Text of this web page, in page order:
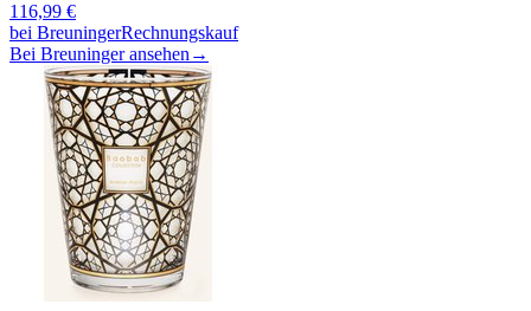
116,99 €
bei BreuningerRechnungskauf
Bei Breuninger ansehen →